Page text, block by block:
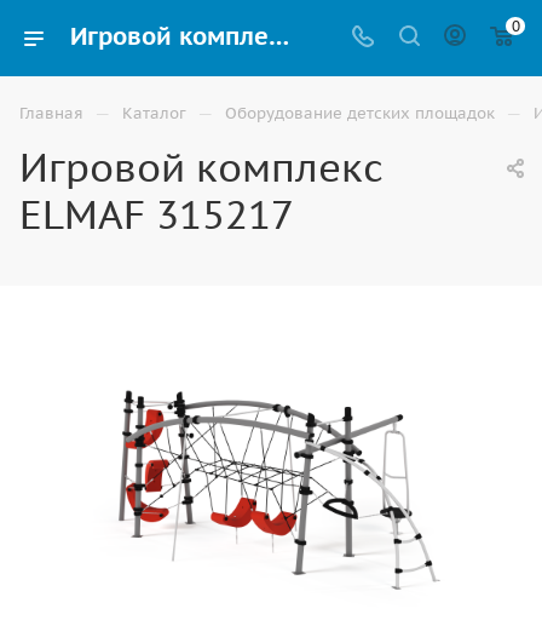
Игровой комплекс ELMAF 315217 купить для улицы в Астрахани 0
Главная — Каталог — Оборудование детских площадок —
Игровой комплекс
ELMAF 315217